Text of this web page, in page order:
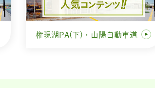
権現湖PA(下)・山陽自動車道